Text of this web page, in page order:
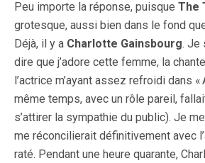
Peu importe la réponse, puisque The
grotesque, aussi bien dans le fond
Déjà, il y a Charlotte Gainsbourg. Je
dire que j’adore cette femme, la
l’actrice m’ayant assez refroidi dans «
même temps, avec un rôle pareil,
s’attirer la sympathie du public). Je
me réconcilierait définitivement avec
raté. Pendant une heure quarante,